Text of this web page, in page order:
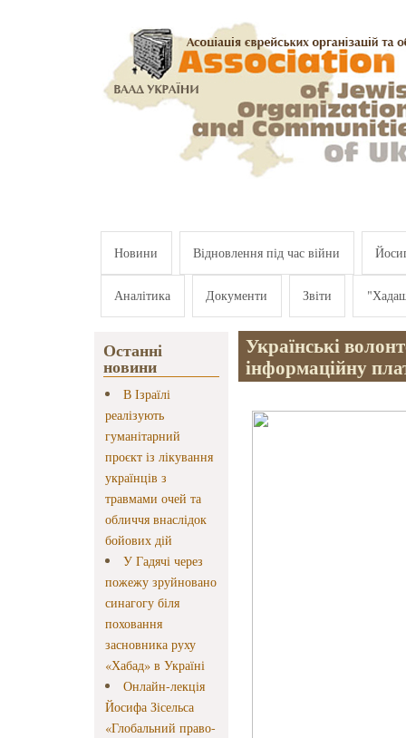
Новини Відновлення під час війни
Аналітика Документи Звіти
Останні
новини
В Ізраїлі
реалізують
гуманітарний
проєкт із лікування
українців з
травмами очей та
обличчя внаслідок
бойових дій
У Гадячі через
пожежу зруйновано
синагогу біля
поховання
засновника руху
«Хабад» в Україні
Онлайн-лекція
Йосифа Зісельса
«Глобальний право-
Українські
інформаційну